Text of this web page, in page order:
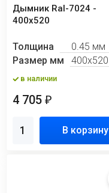
Дымник Ral-7024 -
400х520
Толщина
0.45 мм
Размер мм
400х520
в наличии
4 705 ₽
В корзину